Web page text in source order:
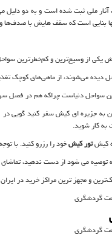
ملی ثبت شده است و به دو دلیل
بنایی است که سقف هایش با
از وسیع‌ترین و کم‌خطرترین
دیده می‌شوند، از ماهی‌های کوچک
سواحل دنیاست چراکه هم در فصل
به جزیره ای کیش سفر کنید گویی
کار شوید.
کیشتور کیشخود را رزرو کنید. با
توصیه می شود از دست ندهید،
و مجهز ترین مراکز خرید در
گردشگری
گردشگری